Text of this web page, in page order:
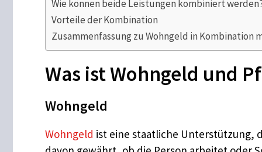
Wie können beide Leistungen kombiniert
Vorteile der Kombination
Zusammenfassung zu Wohngeld in Kombination
Was ist Wohngeld und
Wohngeld
Wohngeld ist eine staatliche Unterstützung,